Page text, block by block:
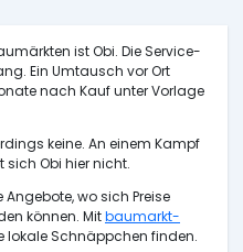
ist Obi. Die Service-
Ein Umtausch vor Ort
nach Kauf unter Vorlage
keine. An einem Kampf
sich Obi hier nicht.
wo sich Preise
können. Mitbaumarkt-
lokale Schnäppchen finden.